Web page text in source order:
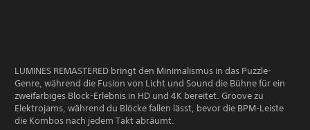
LUMINES REMASTERED bringt den Minimalismus in das Puzzle-
Genre, während die Fusion von Licht und Sound die Bühne für ein
zweifarbiges Block-Erlebnis in HD und 4K bereitet. Groove zu
Elektrojams, während du Blöcke fallen lässt, bevor die BPM-Leiste
die Kombos nach jedem Takt abräumt.